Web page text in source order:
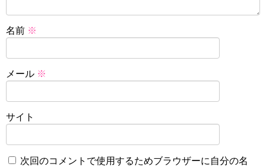
名前 ※
メール ※
サイト
次回のコメントで使用するためブラウザーに自分の名